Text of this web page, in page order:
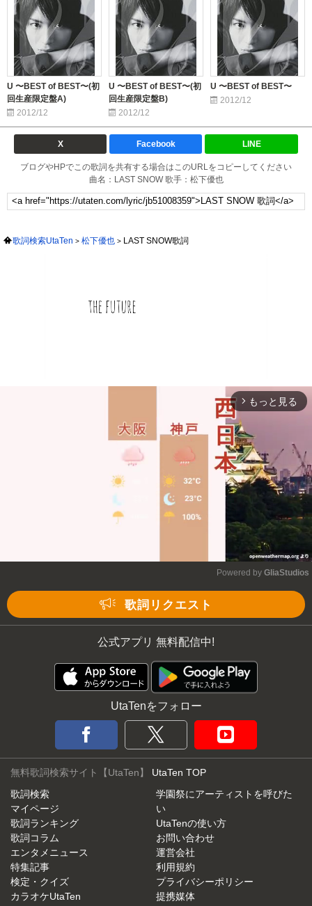
U 〜BEST of BEST〜(初
回生産限定盤A)
2012/12
U 〜BEST of BEST〜(初
回生産限定盤B)
2012/12
U 〜BEST of BEST〜
2012/12
X Facebook LINE
ブログやHPでこの歌詞を共有する場合はこのURLをコピーしてください
曲名：LAST SNOW 歌手：松下優也
歌詞検索UtaTen 松下優也 LAST SNOW歌詞
arrow_forward_ios もっと見る
Powered by GliaStudios
歌詞リクエスト
公式アプリ 無料配信中!
UtaTenをフォロー
無料歌詞検索サイト【UtaTen】 UtaTen TOP
歌詞検索
マイページ
歌詞ランキング
歌詞コラム
エンタメニュース
特集記事
検定・クイズ
カラオケUtaTen
学園祭にアーティストを呼びた
い
UtaTenの使い方
お問い合わせ
運営会社
利用規約
プライバシーポリシー
提携媒体